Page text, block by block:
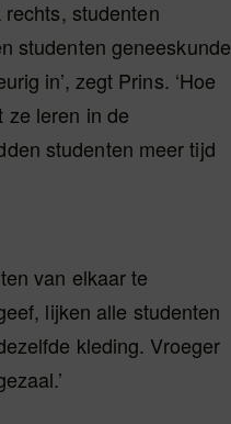
studenten
studenten geneeskunde
in’, zegt Prins. ‘Hoe
ze leren in de
studenten meer tijd
van elkaar te
lijken alle studenten
kleding. Vroeger